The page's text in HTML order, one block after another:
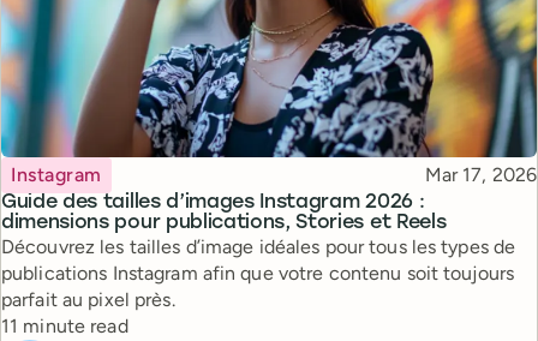
Guide des tailles d’images Instagram 2026 :
dimensions pour publications, Stories et Reels
Topic
Instagram Published
Mar 17, 2026
Découvrez les tailles d’image idéales pour tous les types de
publications Instagram afin que votre contenu soit toujours
parfait au pixel près.
Reading time
11 minute read